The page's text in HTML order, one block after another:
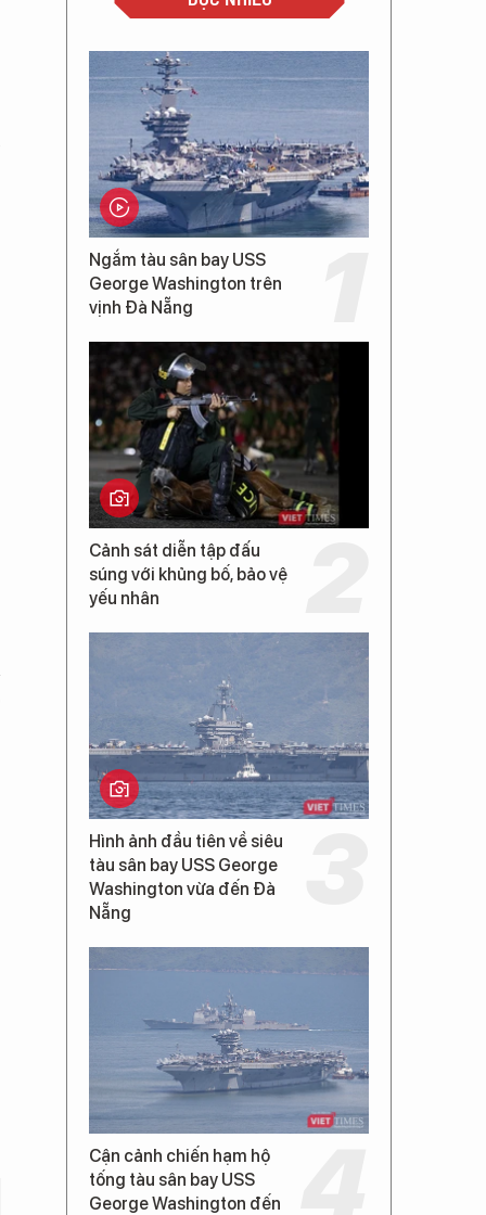
Ngắm tàu sân bay USS
George Washington trên
vịnh Đà Nẵng
Cảnh sát diễn tập đấu
súng với khủng bố, bảo vệ
yếu nhân
Hình ảnh đầu tiên về siêu
tàu sân bay USS George
Washington vừa đến Đà
Nẵng
Cận cảnh chiến hạm hộ
tống tàu sân bay USS
George Washington đến